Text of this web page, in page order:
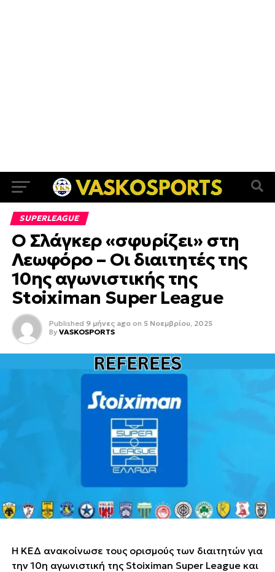
SUPERLEAGUE
Ο Σλάγκερ «σφυρίζει» στη
Λεωφόρο – Οι διαιτητές της
10ης αγωνιστικής της
Stoiximan Super League
Published 9 μήνες ago on 5 Νοεμβρίου, 2025
By VASKOSPORTS
Η ΚΕΔ ανακοίνωσε τους ορισμούς των διαιτητών για
την 10η αγωνιστική της Stoiximan Super League και